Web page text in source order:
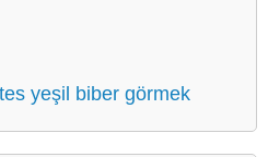
yeşil biber görmek